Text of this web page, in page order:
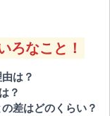
ろなこと！
は？
？
差はどのくらい？